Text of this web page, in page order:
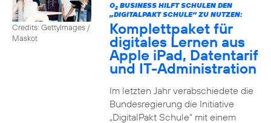
Credits: GettyImages /
Maskot
O2BUSINESS HILFT SCHULEN DEN
„DIGITALPAKT SCHULE“ ZU NUTZEN:
Komplettpaket für
digitales Lernen aus
Apple iPad, Datentarif
und IT-Administration
Im letzten Jahr verabschiedete die
Bundesregierung die Initiative
„DigitalPakt Schule“ mit einem